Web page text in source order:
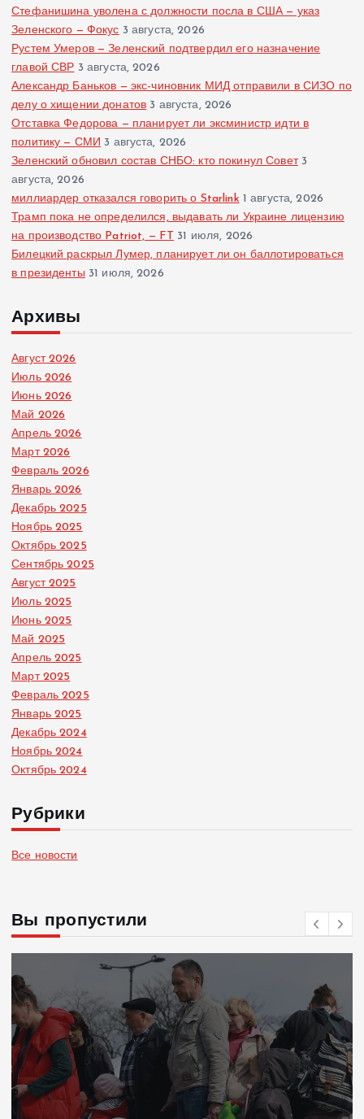
Стефанишина уволена с должности посла в США — указ
Зеленского — Фокус 3 августа, 2026
Рустем Умеров — Зеленский подтвердил его назначение
главой СВР 3 августа, 2026
Александр Баньков — экс-чиновник МИД отправили в СИЗО по
делу о хищении донатов 3 августа, 2026
Отставка Федорова — планирует ли эксминистр идти в
политику — СМИ 3 августа, 2026
Зеленский обновил состав СНБО: кто покинул Совет 3
августа, 2026
миллиардер отказался говорить о Starlink 1 августа, 2026
Трамп пока не определился, выдавать ли Украине лицензию
на производство Patriot, — FT 31 июля, 2026
Билецкий раскрыл Лумер, планирует ли он баллотироваться
в президенты 31 июля, 2026
Архивы
Август 2026
Июль 2026
Июнь 2026
Май 2026
Апрель 2026
Март 2026
Февраль 2026
Январь 2026
Декабрь 2025
Ноябрь 2025
Октябрь 2025
Сентябрь 2025
Август 2025
Июль 2025
Июнь 2025
Май 2025
Апрель 2025
Март 2025
Февраль 2025
Январь 2025
Декабрь 2024
Ноябрь 2024
Октябрь 2024
Рубрики
Все новости
Вы пропустили